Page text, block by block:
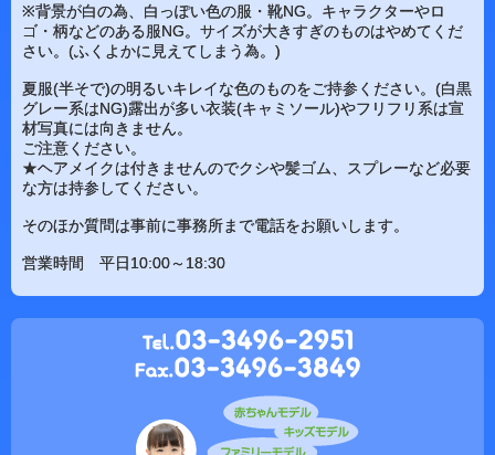
※背景が白の為、白っぽい色の服・靴NG。キャラクターやロ
ゴ・柄などのある服NG。サイズが大きすぎのものはやめてくだ
さい。(ふくよかに見えてしまう為。)
夏服(半そで)の明るいキレイな色のものをご持参ください。(白黒
グレー系はNG)露出が多い衣装(キャミソール)やフリフリ系は宣
材写真には向きません。
ご注意ください。
★ヘアメイクは付きませんのでクシや髪ゴム、スプレーなど必要
な方は持参してください。
そのほか質問は事前に事務所まで電話をお願いします。
営業時間 平日10:00～18:30